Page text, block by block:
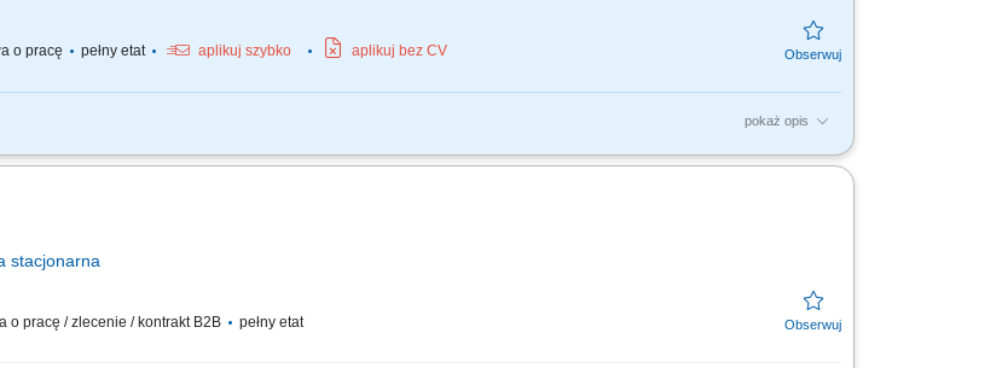
o pracę pełny etat aplikuj szybko aplikuj bez CV
pokaż opis
Warszawa (woj. mazowieckie) Śląsk (woj. śląskie) – Częstochowa, Katowice DOŁĄCZ DO NAS!
stacjonarna
o pracę / zlecenie / kontrakt B2B pełny etat